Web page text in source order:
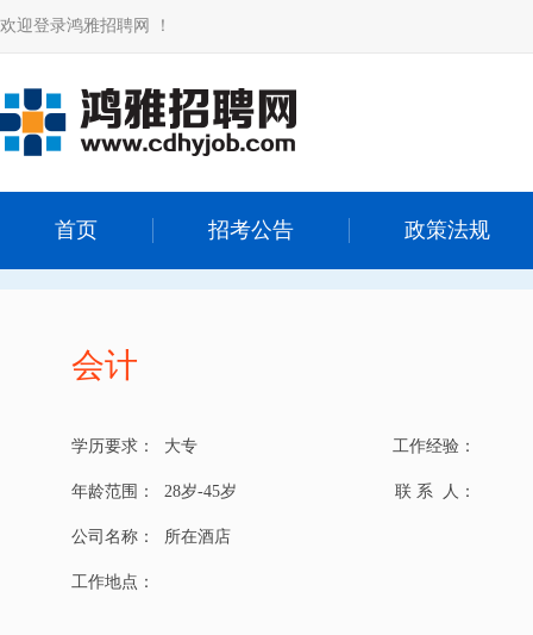
欢迎登录鸿雅招聘网 ！
首页 招考公告 政策法规
会计
学历要求： 大专 工作经验：
年龄范围： 28岁-45岁 联 系 人：
公司名称： 所在酒店
工作地点：